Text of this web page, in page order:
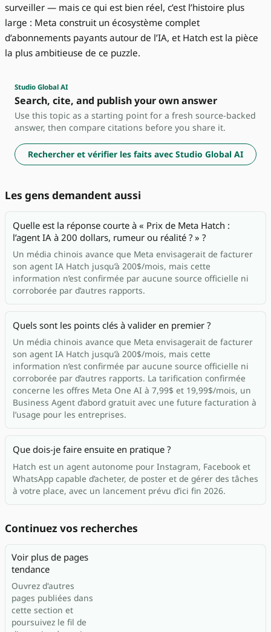
surveiller — mais ce qui est bien réel, c’est l’histoire plus
large : Meta construit un écosystème complet
d’abonnements payants autour de l’IA, et Hatch est la pièce
la plus ambitieuse de ce puzzle.
Studio Global AI
Search, cite, and publish your own answer
Use this topic as a starting point for a fresh source-backed
answer, then compare citations before you share it.
Rechercher et vérifier les faits avec Studio Global AI
Les gens demandent aussi
Quelle est la réponse courte à « Prix de Meta Hatch :
l’agent IA à 200 dollars, rumeur ou réalité ? » ?
Un média chinois avance que Meta envisagerait de facturer
son agent IA Hatch jusqu’à 200$/mois, mais cette
information n’est confirmée par aucune source officielle ni
corroborée par d’autres rapports.
Quels sont les points clés à valider en premier ?
Un média chinois avance que Meta envisagerait de facturer
son agent IA Hatch jusqu’à 200$/mois, mais cette
information n’est confirmée par aucune source officielle ni
corroborée par d’autres rapports. La tarification confirmée
concerne les offres Meta One AI à 7,99$ et 19,99$/mois, un
Business Agent d’abord gratuit avec une future facturation à
l’usage pour les entreprises.
Que dois-je faire ensuite en pratique ?
Hatch est un agent autonome pour Instagram, Facebook et
WhatsApp capable d’acheter, de poster et de gérer des tâches
à votre place, avec un lancement prévu d’ici fin 2026.
Continuez vos recherches
Voir plus de pages
tendance
Ouvrez d'autres
pages publiées dans
cette section et
poursuivez le fil de